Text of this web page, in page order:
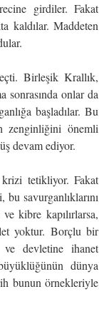
girdiler. Fakat
kaldılar. Maddeten
Birleşik Krallık,
sonrasında onlar da
başladılar. Bu
zenginliğini önemli
devam ediyor.
tetikliyor. Fakat
savurganlıklarını
kibre kapılırlarsa,
yoktur. Borçlu bir
ve devletine ihanet
dünya
bunun örnekleriyle